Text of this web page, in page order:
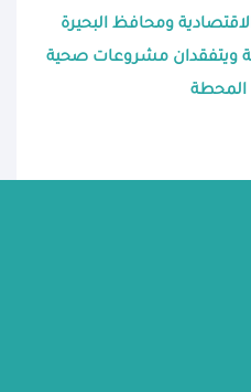
ومحافظ البحيرة
ويتفقدان مشروعات صحية
المحطة